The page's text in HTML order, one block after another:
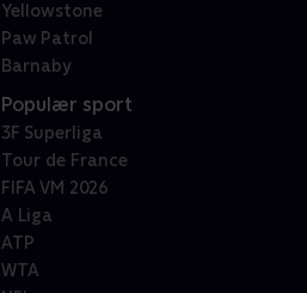
Yellowstone
Paw Patrol
Barnaby
Populær sport
3F Superliga
Tour de France
FIFA VM 2026
A Liga
ATP
WTA